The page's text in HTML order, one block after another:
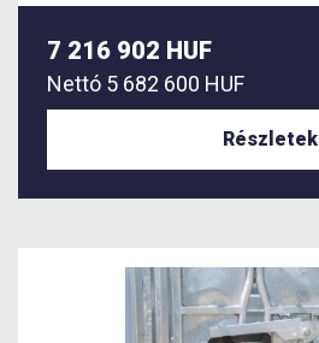
7 216 902 HUF
Nettó 5 682 600 HUF
Részletek